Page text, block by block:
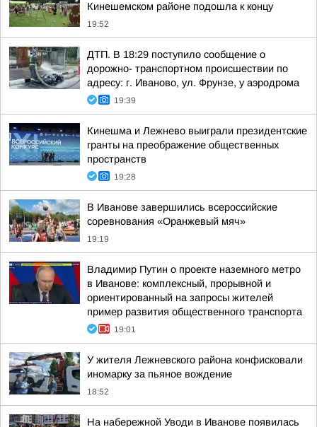
Кинешемском районе подошла к концу
19:52
ДТП. В 18:29 поступило сообщение о
дорожно- транспортном происшествии по
адресу: г. Иваново, ул. Фрунзе, у аэродрома
19:39
Кинешма и Лежнево выиграли президентские
гранты на преображение общественных
пространств
19:28
В Иванове завершились всероссийские
соревнования «Оранжевый мяч»
19:19
Владимир Путин о проекте наземного метро
в Иванове: комплексный, прорывной и
ориентированный на запросы жителей
пример развития общественного транспорта
19:01
У жителя Лежневского района конфисковали
иномарку за пьяное вождение
18:52
На набережной Уводи в Иванове появилась